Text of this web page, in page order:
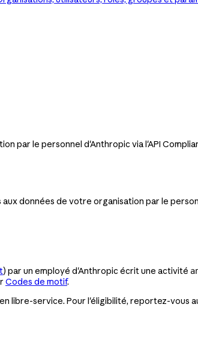
par le personnel d'Anthropic via l'API
données de votre organisation par le
) par un employé d'Anthropic écrit une activité
Codes de motif.
libre-service. Pour l'éligibilité, reportez-